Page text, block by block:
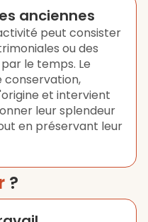
anciennes
peut consister
ou des
le temps. Le
conservation,
et intervient
leur splendeur
en préservant leur
?